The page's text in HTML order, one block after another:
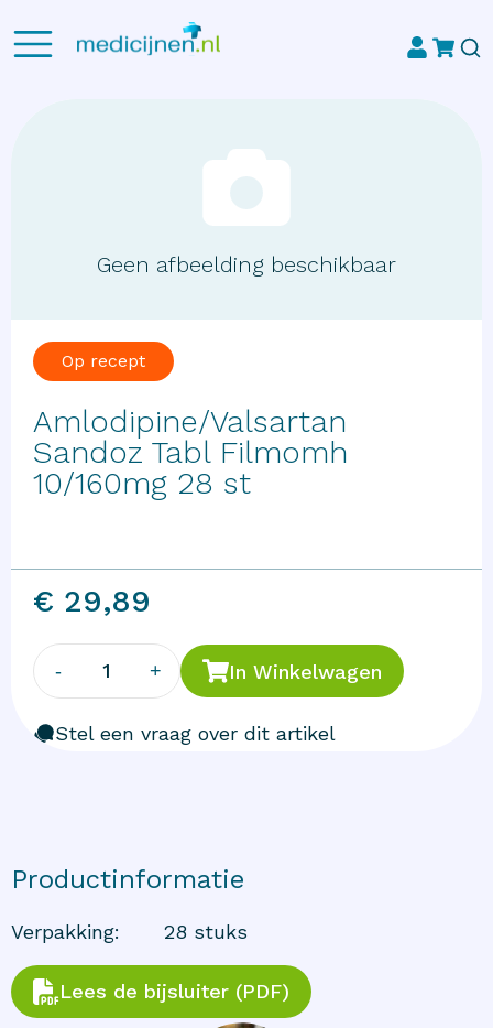
Geen afbeelding beschikbaar
Op recept
Amlodipine/Valsartan
Sandoz Tabl Filmomh
10/160mg 28 st
€ 29,89
- 1 + In Winkelwagen
Stel een vraag over dit artikel
Productinformatie
Verpakking: 28 stuks
Lees de bijsluiter (PDF)